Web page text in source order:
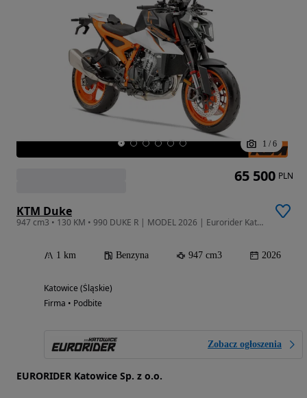
1 / 6
KTM Duke
947 cm3 • 130 KM • 990 DUKE R | MODEL 2026 | Eurorider Katowice | Dostępny od ręki !!
1 km Benzyna 947 cm3 2026
Katowice (Śląskie)
Firma • Podbite
Zobacz ogłoszenia
EURORIDER Katowice Sp. z o.o.
65 500 PLN